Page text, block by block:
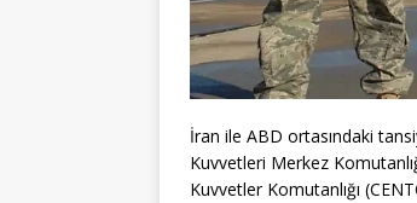
İran ile ABD ortasındaki
Kuvvetleri Merkez
Kuvvetler Komutanlığı